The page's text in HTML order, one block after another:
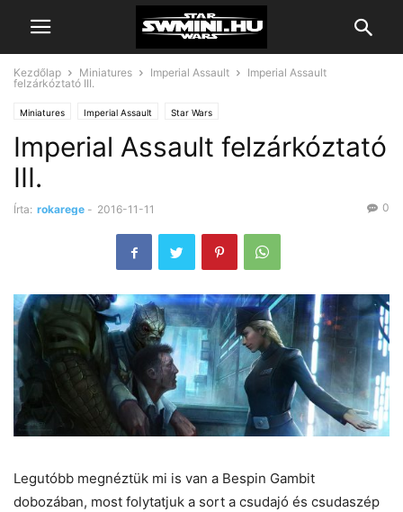
Kezdőlap Miniatures Imperial Assault
Imperial Assault
felzárkóztató III.
Miniatures Imperial Assault Star Wars
Imperial Assault felzárkóztató
III.
Írta: rokarege - 2016-11-11 0
Legutóbb megnéztük mi is van a Bespin Gambit
dobozában, most folytatjuk a sort a csudajó és csudaszép